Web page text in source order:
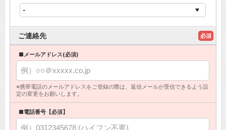
ご連絡先 必須
■メールアドレス(必須)
※携帯電話のメールアドレスをご登録の際は、返信メールが受信できるよう設
定の変更をお願いします。
■電話番号【必須】